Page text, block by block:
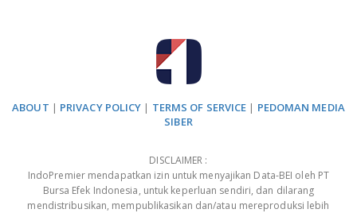
ABOUT | PRIVACY POLICY | TERMS OF SERVICE | PEDOMAN MEDIA
SIBER
DISCLAIMER :
IndoPremier mendapatkan izin untuk menyajikan Data-BEI oleh PT
Bursa Efek Indonesia, untuk keperluan sendiri, dan dilarang
mendistribusikan, mempublikasikan dan/atau mereproduksi lebih